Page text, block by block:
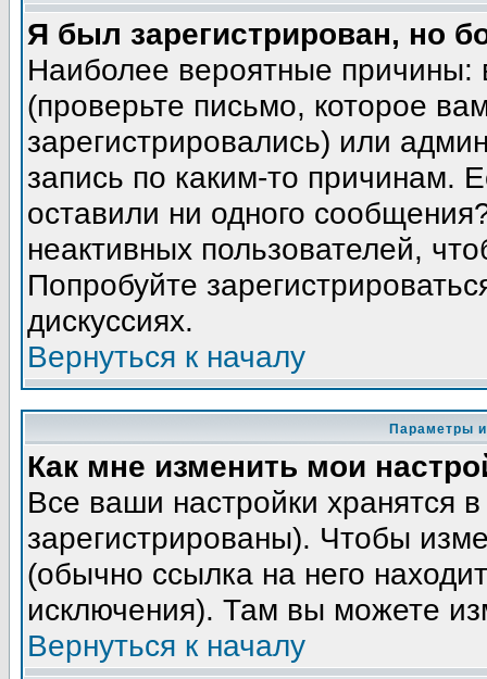
Я был зарегистрирован, но
Наиболее вероятные
(проверьте письмо, которое
зарегистрировались) или
запись по каким-то причинам.
оставили ни одного
неактивных пользователей,
Попробуйте
дискуссиях.
Вернуться к началу
Параметры
Как мне изменить мои
Все ваши настройки хранятся
зарегистрированы). Чтобы
(обычно ссылка на него
исключения). Там вы можете
Вернуться к началу